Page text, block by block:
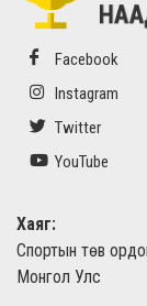
Facebook
Instagram
Twitter
YouTube
Хаяг:
Спортын төв
Монгол Улс